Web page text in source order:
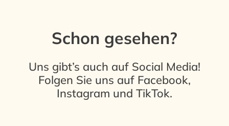
Schon gesehen?
Uns gibt’s auch auf Social Media!
Folgen Sie uns auf Facebook,
Instagram und TikTok.